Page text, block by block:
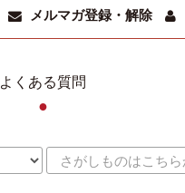
メルマガ登録・解除
よくある質問
●